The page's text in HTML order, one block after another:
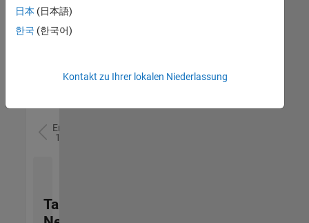
and Energy
Market
Developer
Marketing |
Ergebnisse
1- 2 von
Talent
日本 (日本語)
한국 (한국어)
Kontakt zu Ihrer lokalen Niederlassung